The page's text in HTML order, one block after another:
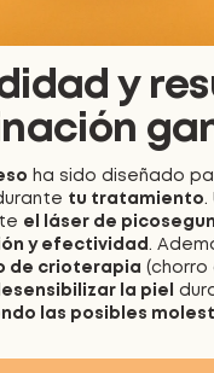
y
ha sido diseñado
tu tratamiento.
el láser de
y efectividad .
de crioterapia (chorro
la piel
las posibles